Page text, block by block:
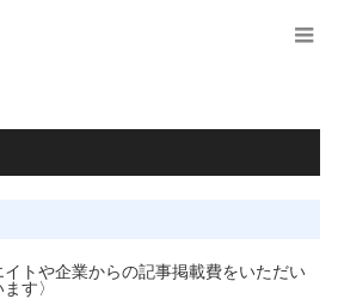
イトや企業からの記事掲載費をいただい
す〉